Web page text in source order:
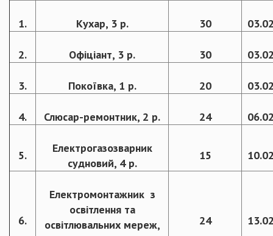
1. Кухар, 3 р. 30
2. Офіціант, 3 р. 30
3. Покоївка, 1 р. 20
4. Слюсар-ремонтник, 2 р. 24
5.
Електрогазозварник
судновий, 4 р.
15
6.
Електромонтажник з
освітлення та
освітлювальних мереж,
24